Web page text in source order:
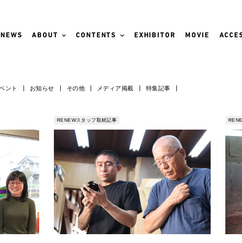
NEWS ABOUT CONTENTS EXHIBITOR MOVIE
ント お知らせ その他 メディア掲載 特集記事
RENEWスタッフ取材記事